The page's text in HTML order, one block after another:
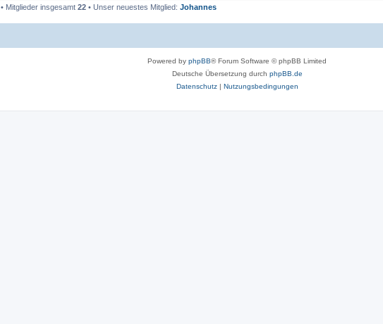
• Mitglieder insgesamt 22 • Unser neuestes Mitglied: Johannes
Powered by phpBB® Forum Software © phpBB Limited
Deutsche Übersetzung durch phpBB.de
Datenschutz| Nutzungsbedingungen